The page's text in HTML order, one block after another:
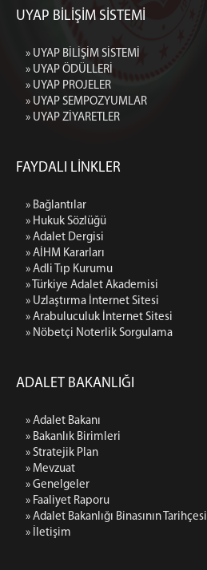
UYAP BİLİŞİM SİSTEMİ
» UYAP BİLİŞİM SİSTEMİ
» UYAP ÖDÜLLERİ
» UYAP PROJELER
» UYAP SEMPOZYUMLAR
» UYAP ZİYARETLER
FAYDALI LİNKLER
» Bağlantılar
» Hukuk Sözlüğü
» Adalet Dergisi
» AİHM Kararları
» Adli Tıp Kurumu
» Türkiye Adalet Akademisi
» Uzlaştırma İnternet Sitesi
» Arabuluculuk İnternet Sitesi
» Nöbetçi Noterlik Sorgulama
ADALET BAKANLIĞI
» Adalet Bakanı
» Bakanlık Birimleri
» Stratejik Plan
» Mevzuat
» Genelgeler
» Faaliyet Raporu
» Adalet Bakanlığı Binasının Tarihçesi
» İletişim